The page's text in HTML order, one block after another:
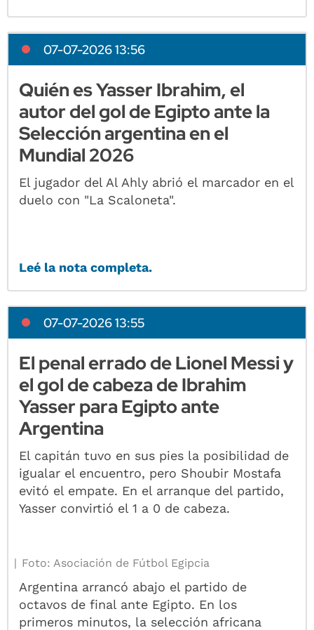
07-07-2026 13:56
Quién es Yasser Ibrahim, el
autor del gol de Egipto ante la
Selección argentina en el
Mundial 2026
El jugador del Al Ahly abrió el marcador en el
duelo con "La Scaloneta".
Leé la nota completa.
07-07-2026 13:55
El penal errado de Lionel Messi y
el gol de cabeza de Ibrahim
Yasser para Egipto ante
Argentina
El capitán tuvo en sus pies la posibilidad de
igualar el encuentro, pero Shoubir Mostafa
evitó el empate. En el arranque del partido,
Yasser convirtió el 1 a 0 de cabeza.
Foto: Asociación de Fútbol Egipcia
Argentina arrancó abajo el partido de
octavos de final ante Egipto. En los
primeros minutos, la selección africana